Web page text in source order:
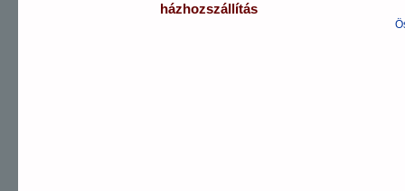
házhozszállítás